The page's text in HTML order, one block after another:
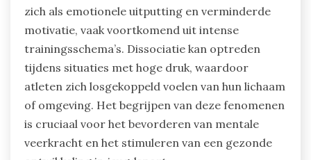
zich als emotionele uitputting en verminderde
motivatie, vaak voortkomend uit intense
trainingsschema’s. Dissociatie kan optreden
tijdens situaties met hoge druk, waardoor
atleten zich losgekoppeld voelen van hun lichaam
of omgeving. Het begrijpen van deze fenomenen
is cruciaal voor het bevorderen van mentale
veerkracht en het stimuleren van een gezonde